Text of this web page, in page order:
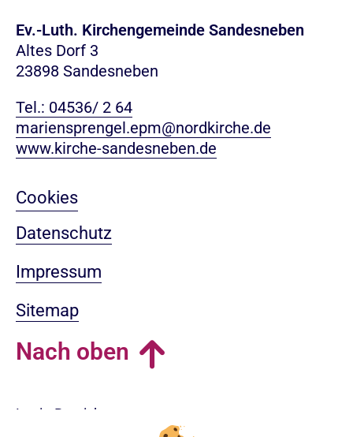
Ev.-Luth. Kirchengemeinde Sandesneben
Altes Dorf 3
23898 Sandesneben
Tel.: 04536/ 2 64
mariensprengel.epm@nordkirche.de
www.kirche-sandesneben.de
Cookies
Datenschutz
Impressum
Sitemap
Nach oben
Login-Bereich